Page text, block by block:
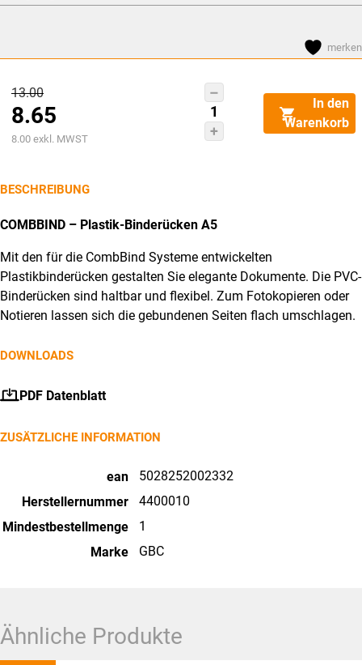
merken
13.00Ursprünglicher
Preis
war:
8.65
Aktueller
ist:
8.00 exkl. MWST
GBC
CombBind
Plastikbinderücken
100
In den
Warenkorb
BESCHREIBUNG
COMBBIND – Plastik-Binderücken A5
Mit den für die CombBind Systeme entwickelten
Plastikbinderücken gestalten Sie elegante Dokumente. Die PVC-
Binderücken sind haltbar und flexibel. Zum Fotokopieren oder
Notieren lassen sich die gebundenen Seiten flach umschlagen.
DOWNLOADS
PDF Datenblatt
ZUSÄTZLICHE INFORMATION
ean
5028252002332
Herstellernummer
4400010
Mindestbestellmenge
1
Marke
GBC
Ähnliche Produkte